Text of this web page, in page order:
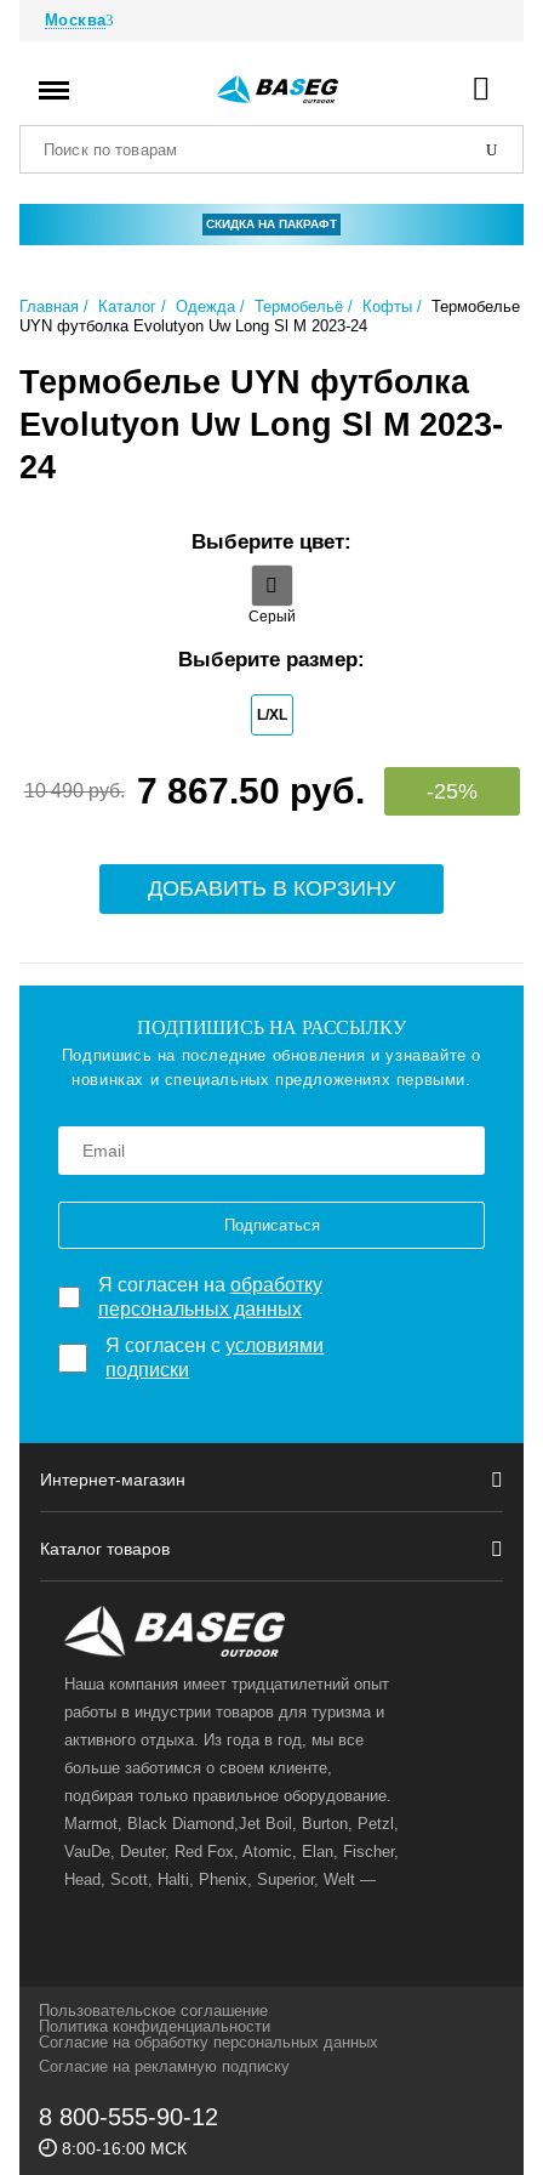
Москва
СКИДКА НА ПАКРАФТ
Главная Каталог Одежда Термобельё Кофты
Термобелье
UYN футболка Evolutyon Uw Long Sl M 2023-24
Термобелье UYN футболка
Evolutyon Uw Long Sl M 2023-
24
Выберите цвет:
Серый
Выберите размер:
L/XL
10 490 руб. 7 867.50 руб. -25%
ДОБАВИТЬ В КОРЗИНУ
ПОДПИШИСЬ НА РАССЫЛКУ
Подпишись на последние обновления и узнавайте о
новинках и специальных предложениях первыми.
Подписаться
Я согласен на обработку
персональных данных
Я согласен сусловиями
подписки
Интернет-магазин
Каталог товаров
Наша компания имеет тридцатилетний опыт
работы в индустрии товаров для туризма и
активного отдыха. Из года в год, мы все
больше заботимся о своем клиенте,
подбирая только правильное оборудование.
Marmot, Black Diamond,Jet Boil, Burton, Petzl,
VauDe, Deuter, Red Fox, Atomic, Elan, Fischer,
Head, Scott, Halti, Phenix, Superior, Welt —
и взыскательных путешественников,
спортсменов и отдыхающих.
Геннадьевич
ИНН 590300057023 ОГРН 304590319000121
Пользовательское соглашение
Политика конфиденциальности
Согласие на обработку персональных данных
Согласие на рекламную подписку
8 800-555-90-12
8:00-16:00 МСК